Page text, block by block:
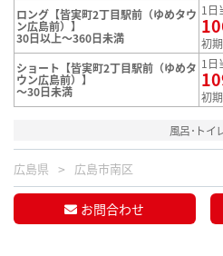
ロング【皆実町2丁目駅前（ゆめタウ
ン広島前）】
30日以上～360日未満
1日
初
ショート【皆実町2丁目駅前（ゆめタ
ウン広島前）】
～30日未満
1日
初
風呂･トイ
広島県 広島市南区
お問合わせ